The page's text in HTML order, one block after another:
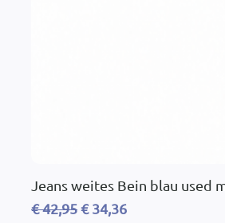
Jeans weites Bein blau used
Standardpreis
€ 42,95Sale-Preis
€ 34,36